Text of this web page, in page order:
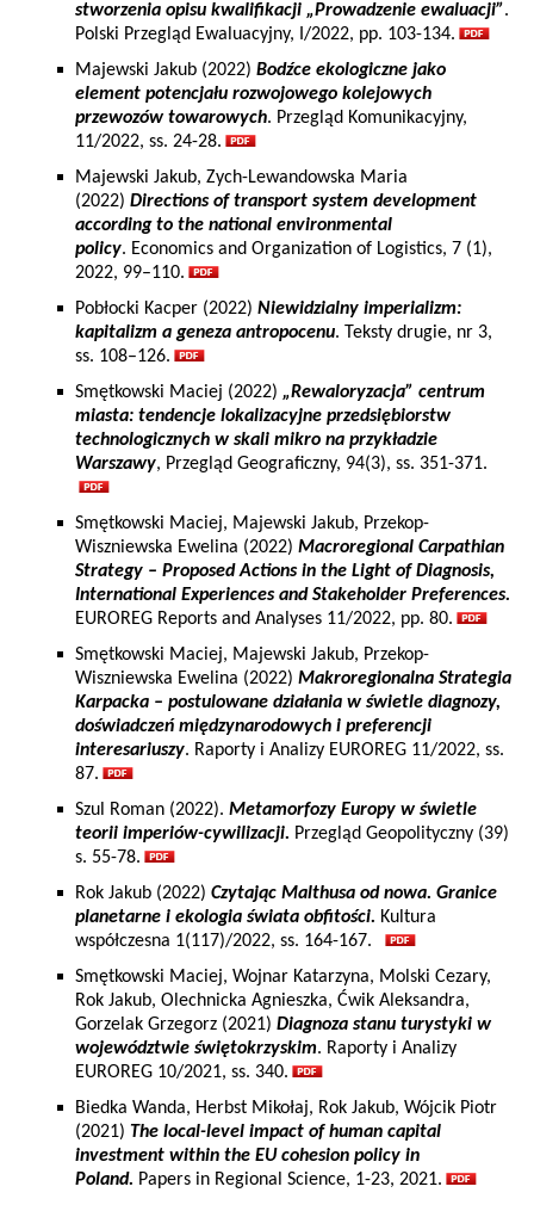
stworzenia opisu kwalifikacji „Prowadzenie ewaluacji”.
Polski Przegląd Ewaluacyjny, I/2022, pp. 103-134.
Majewski Jakub (2022) Bodźce ekologiczne jako
element potencjału rozwojowego kolejowych
przewozów towarowych. Przegląd Komunikacyjny,
11/2022, ss. 24-28.
Majewski Jakub, Zych-Lewandowska Maria
(2022) Directions of transport system development
according to the national environmental
policy. Economics and Organization of Logistics, 7 (1),
2022, 99–110.
Pobłocki Kacper (2022) Niewidzialny imperializm:
kapitalizm a geneza antropocenu. Teksty drugie, nr 3,
ss. 108–126.
Smętkowski Maciej (2022) „Rewaloryzacja” centrum
miasta: tendencje lokalizacyjne przedsiębiorstw
technologicznych w skali mikro na przykładzie
Warszawy, Przegląd Geograficzny, 94(3), ss. 351-371.
Smętkowski Maciej, Majewski Jakub, Przekop-
Wiszniewska Ewelina (2022) Macroregional Carpathian
Strategy – Proposed Actions in the Light of Diagnosis,
International Experiences and Stakeholder Preferences.
EUROREG Reports and Analyses 11/2022, pp. 80.
Smętkowski Maciej, Majewski Jakub, Przekop-
Wiszniewska Ewelina (2022) Makroregionalna Strategia
Karpacka – postulowane działania w świetle diagnozy,
doświadczeń międzynarodowych i preferencji
interesariuszy. Raporty i Analizy EUROREG 11/2022, ss.
87.
Szul Roman (2022). Metamorfozy Europy w świetle
teorii imperiów-cywilizacji. Przegląd Geopolityczny (39)
s. 55-78.
Rok Jakub (2022) Czytając Malthusa od nowa. Granice
planetarne i ekologia świata obfitości. Kultura
współczesna 1(117)/2022, ss. 164-167.
Smętkowski Maciej, Wojnar Katarzyna, Molski Cezary,
Rok Jakub, Olechnicka Agnieszka, Ćwik Aleksandra,
Gorzelak Grzegorz (2021) Diagnoza stanu turystyki w
województwie świętokrzyskim. Raporty i Analizy
EUROREG 10/2021, ss. 340.
Biedka Wanda, Herbst Mikołaj, Rok Jakub, Wójcik Piotr
(2021) The local-level impact of human capital
investment within the EU cohesion policy in
Poland. Papers in Regional Science, 1-23, 2021.